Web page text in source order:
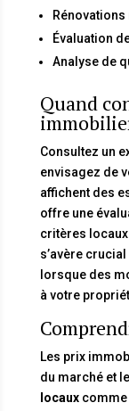
Évaluation
Analyse de
Quand
Consultez un
envisagez de
affichent des
offre une
critères locaux
s’avère
lorsque des
à votre
Les prix
du marché et
locauxcomme